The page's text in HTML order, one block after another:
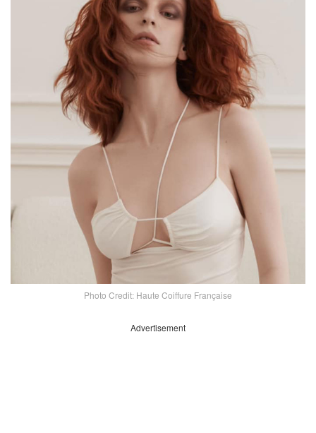
Photo Credit: Haute Coiffure Française
Advertisement